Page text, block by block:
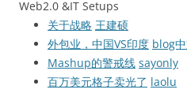
Web2.0 &IT Setups
关于战略 王建硕
外包业，中国VS印度 blog
Mashup的警戒线 sayonly
百万美元格子卖光了 laolu